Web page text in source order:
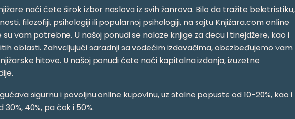
naći ćete širok izbor naslova iz svih žanrova. Bilo da tražite beletristiku,
filozofiji, psihologiji ili popularnoj psihologiji, na sajtu Knjižara.com online
vam potrebne. U našoj ponudi se nalaze knjige za decu i tinejdžere, kao i
oblasti. Zahvaljujući saradnji sa vodećim izdavačima, obezbeđujemo vam
hitove. U našoj ponudi ćete naći kapitalna izdanja, izuzetne
sigurnu i povoljnu online kupovinu, uz stalne popuste od 10-20%, kao i
40%, pa čak i 50%.